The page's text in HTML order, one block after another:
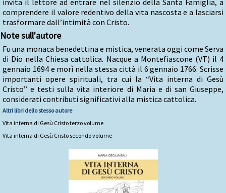
comprendere il valore redentivo della vita nascosta e a lasciarsi
trasformare dall’intimità con Cristo.
Note sull'autore
Fu una monaca benedettina e mistica, venerata oggi come Serva
di Dio nella Chiesa cattolica. Nacque a Montefiascone (VT) il 4
gennaio 1694 e morì nella stessa città il 6 gennaio 1766. Scrisse
importanti opere spirituali, tra cui la “Vita interna di Gesù
Cristo” e testi sulla vita interiore di Maria e di san Giuseppe,
considerati contributi significativi alla mistica cattolica.
Altri libri dello stesso autore
Vita interna di Gesù Cristo terzo volume
Vita interna di Gesù Cristo secondo volume